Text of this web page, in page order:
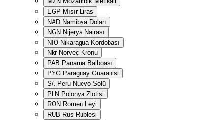
EGP Mısır Liras
NAD Namibya Doları
NGN Nijerya Nairası
NIO Nikaragua Kordobası
Nkr Norveç Kronu
PAB Panama Balboası
PYG Paraguay Guaranisi
S/. Peru Nuevo Solü
PLN Polonya Zlotisi
RON Romen Leyi
RUB Rus Rublesi